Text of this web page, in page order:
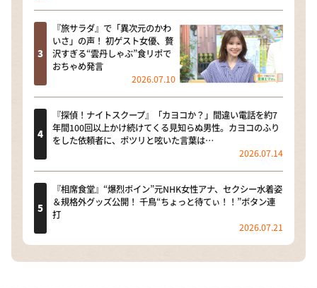
『旅サラダ』で「異次元のかわ
いさ」の声！ 初ゲスト女優、贅
沢すぎる“雲丹しゃぶ”食リポで
おちゃめ発言
2026.07.10
『探偵！ナイトスクープ』「カヨコか？」間違い電話を約7
年間100回以上かけ続けてくる見知らぬ男性。カヨコのふり
をした依頼者に、ポツリと呟いた言葉は…
2026.07.14
『相席食堂』“爆烈ボイン”元NHK女性アナ、セクシー水着姿
＆規格外グッズ公開！ 千鳥“ちょっと待てぃ！！”ボタン連
打
2026.07.21